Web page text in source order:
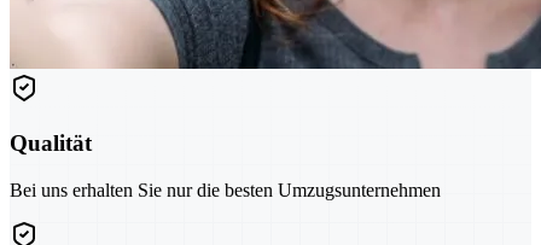
Qualität
Bei uns erhalten Sie nur die besten Umzugsunternehmen